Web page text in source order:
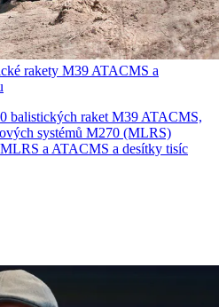
rakety M39 ATACMS a
balistických raket M39 ATACMS,
systémů M270 (MLRS)
a ATACMS a desítky tisíc